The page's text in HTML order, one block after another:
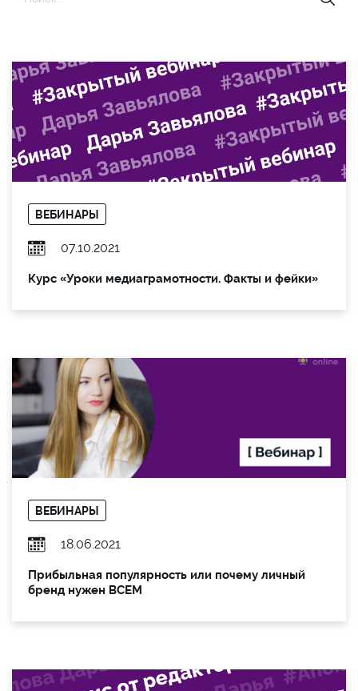
ВЕБИНАРЫ
07.10.2021
Курс «Уроки медиаграмотности. Факты и фейки»
ВЕБИНАРЫ
18.06.2021
Прибыльная популярность ­­или почему личный
бренд нужен ВСЕМ